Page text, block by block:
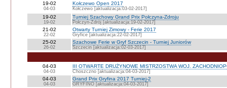
19-02
04-03
Kołczewo Open 2017
Kołczewo [aktualizacja:03-02-2017]
19-02
19-02
Turniej Szachowy Grand Prix Połczyna-Zdroju
Połczyn-Zdrój [aktualizacja:19-02-2017]
21-02
22-02
Otwarty Turniej Zimowy - Ferie 2017
Gryfice [aktualizacja:22-02-2017]
25-02
26-02
Szachowe Ferie w Gryf Szczecin - Turniej Juniorów
Szczecin [aktualizacja:02-03-2017]
04-03
04-03
III OTWARTE DRUŻYNOWE MISTRZOSTWA WOJ.
Choszczno [aktualizacja:04-03-2017]
04-03
04-03
Grand Prix Gryfina 2017 Turniej-2
GRYFINO [aktualizacja:04-03-2017]